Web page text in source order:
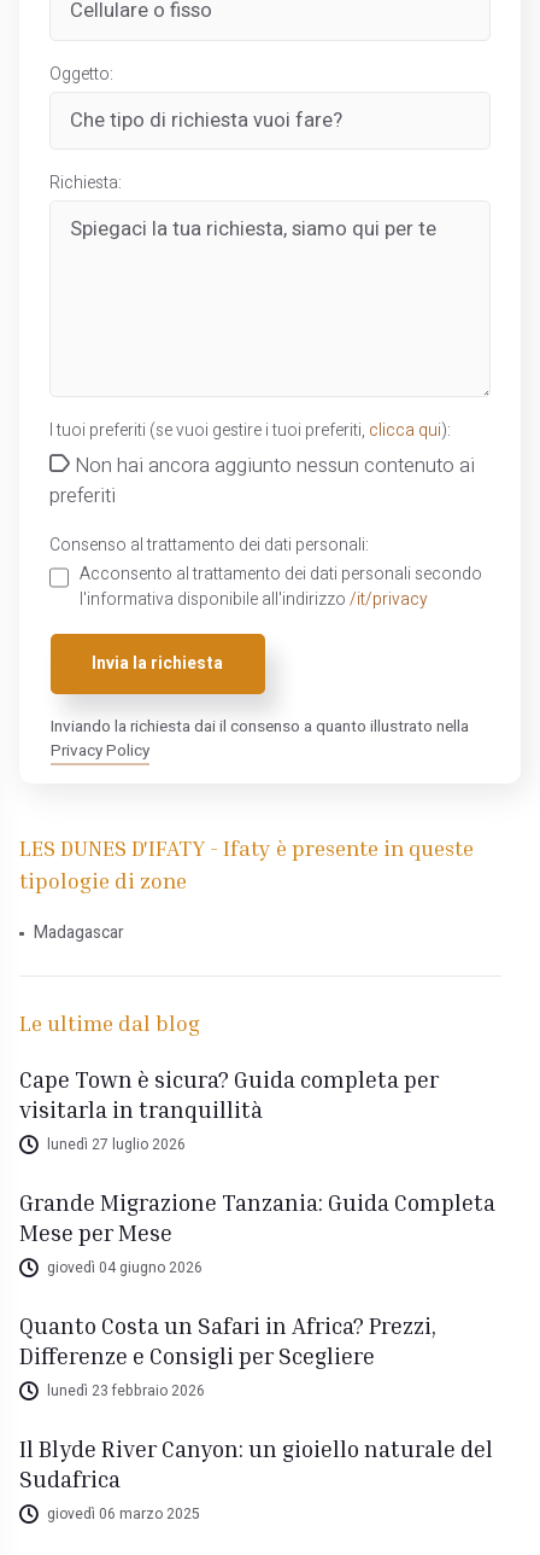
Oggetto:
Richiesta:
I tuoi preferiti (se vuoi gestire i tuoi preferiti, clicca qui):
Non hai ancora aggiunto nessun contenuto ai
preferiti
Consenso al trattamento dei dati personali:
Acconsento al trattamento dei dati personali secondo
l'informativa disponibile all'indirizzo /it/privacy
Invia la richiesta
Inviando la richiesta dai il consenso a quanto illustrato nella
Privacy Policy
LES DUNES D'IFATY - Ifaty è presente in queste
tipologie di zone
Madagascar
Le ultime dal blog
Cape Town è sicura? Guida completa per
visitarla in tranquillità
lunedì 27 luglio 2026
Grande Migrazione Tanzania: Guida Completa
Mese per Mese
giovedì 04 giugno 2026
Quanto Costa un Safari in Africa? Prezzi,
Differenze e Consigli per Scegliere
lunedì 23 febbraio 2026
Il Blyde River Canyon: un gioiello naturale del
Sudafrica
giovedì 06 marzo 2025